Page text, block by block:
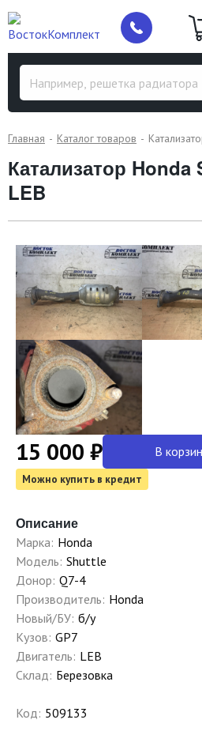
Главная Каталог товаров
Катализатор Honda
LEB
15 000 ₽ В
Можно купить в кредит
Описание
Марка: Honda
Модель: Shuttle
Донор: Q7-4
Производитель: Honda
Новый/БУ: б/у
Кузов: GP7
Двигатель: LEB
Склад: Березовка
Код: 509133